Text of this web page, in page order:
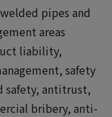
pipes and
areas
liability,
safety
safety, antitrust,
bribery, anti-